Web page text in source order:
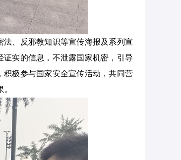
、反邪教知识等宣传海报及系列宣
实的信息，不泄露国家机密，引导
极参与国家安全宣传活动，共同营